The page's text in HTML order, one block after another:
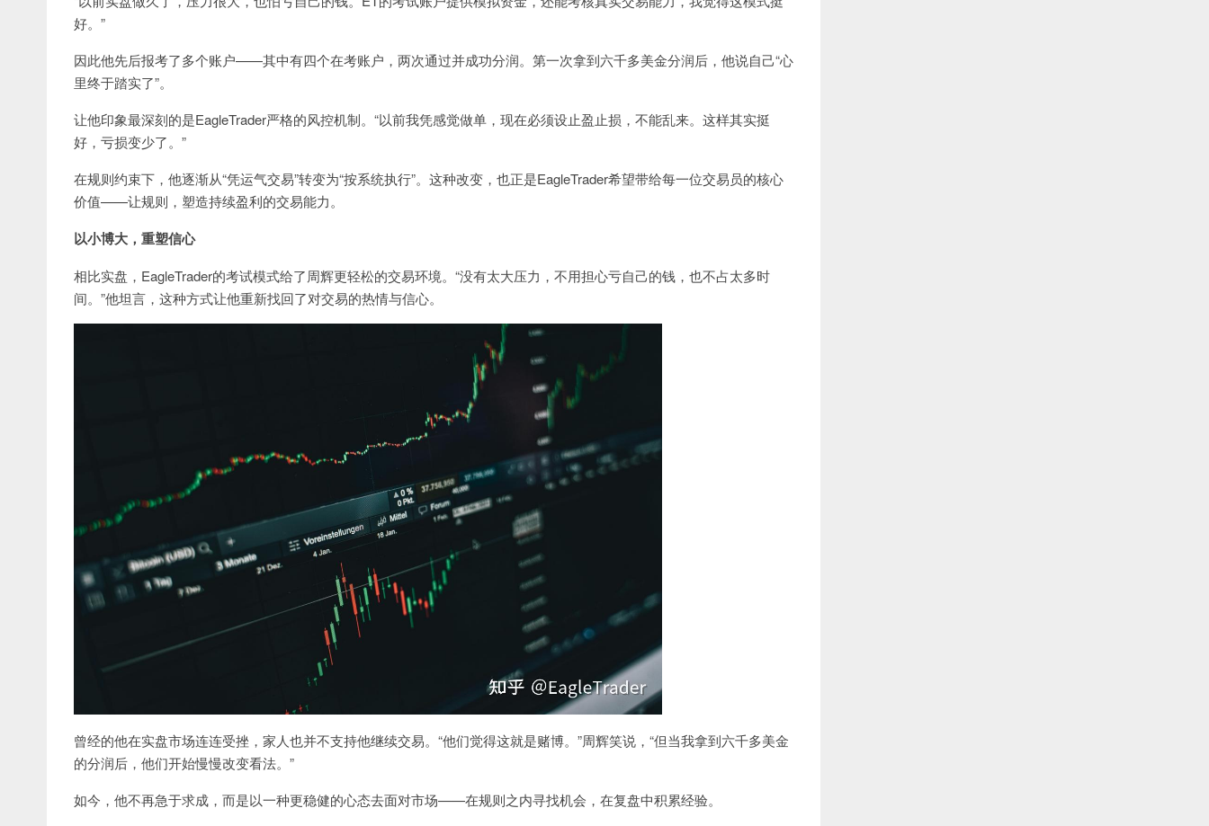
好。”
因此他先后报考了多个账户——其中有四个在考账户，两次通过并成功分润。第一次拿到六千多美金分润后，他说自己“心
里终于踏实了”。
让他印象最深刻的是EagleTrader严格的风控机制。“以前我凭感觉做单，现在必须设止盈止损，不能乱来。这样其实挺
好，亏损变少了。”
在规则约束下，他逐渐从“凭运气交易”转变为“按系统执行”。这种改变，也正是EagleTrader希望带给每一位交易员的核心
价值——让规则，塑造持续盈利的交易能力。
以小博大，重塑信心
相比实盘，EagleTrader的考试模式给了周辉更轻松的交易环境。“没有太大压力，不用担心亏自己的钱，也不占太多时
间。”他坦言，这种方式让他重新找回了对交易的热情与信心。
曾经的他在实盘市场连连受挫，家人也并不支持他继续交易。“他们觉得这就是赌博。”周辉笑说，“但当我拿到六千多美金
的分润后，他们开始慢慢改变看法。”
如今，他不再急于求成，而是以一种更稳健的心态去面对市场——在规则之内寻找机会，在复盘中积累经验。